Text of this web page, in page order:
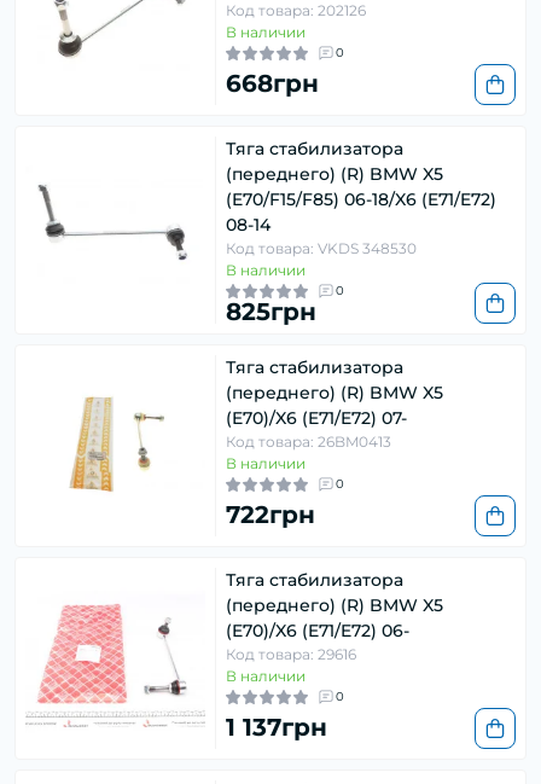
Код товара: 202126
В наличии
0
668грн
Тяга стабилизатора
(переднего) (R) BMW X5
(E70/F15/F85) 06-18/X6 (E71/E72)
08-14
Код товара: VKDS 348530
В наличии
0
825грн
Тяга стабилизатора
(переднего) (R) BMW X5
(E70)/X6 (E71/E72) 07-
Код товара: 26BM0413
В наличии
0
722грн
Тяга стабилизатора
(переднего) (R) BMW X5
(E70)/X6 (E71/E72) 06-
Код товара: 29616
В наличии
0
1 137грн